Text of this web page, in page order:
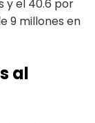
y el 40.6 por
9 millones en
al